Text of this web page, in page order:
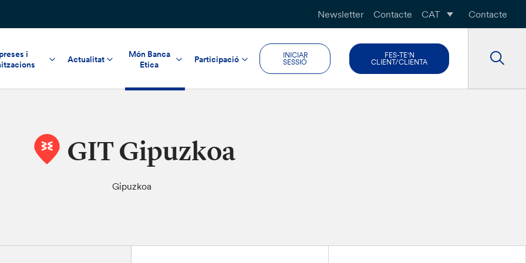
Newsletter Contacte CAT Contacte
i
Actualitat
Món Banca
Etica
Participació
INICIAR
SESSIÓ
FES-TE'N
CLIENT/CLIENTA
GIT Gipuzkoa
Gipuzkoa